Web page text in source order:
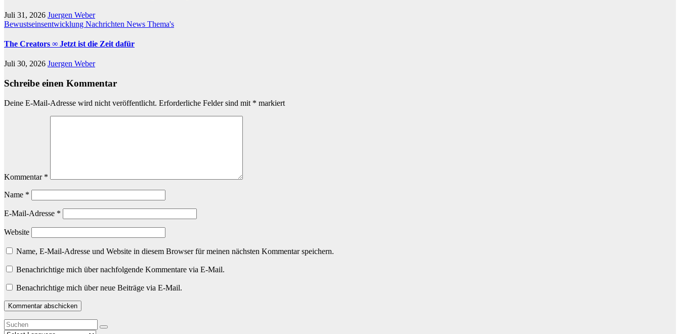
Juli 31, 2026 Juergen Weber
Bewustseinsentwicklung Nachrichten News Thema's
The Creators ∞ Jetzt ist die Zeit dafür
Juli 30, 2026 Juergen Weber
Schreibe einen Kommentar
Deine E-Mail-Adresse wird nicht veröffentlicht. Erforderliche Felder sind mit * markiert
Kommentar *
Name *
E-Mail-Adresse *
Website
Name, E-Mail-Adresse und Website in diesem Browser für meinen nächsten Kommentar speichern.
Benachrichtige mich über nachfolgende Kommentare via E-Mail.
Benachrichtige mich über neue Beiträge via E-Mail.